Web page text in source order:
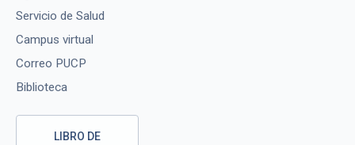
Servicio de Salud
Campus virtual
Correo PUCP
Biblioteca
LIBRO DE